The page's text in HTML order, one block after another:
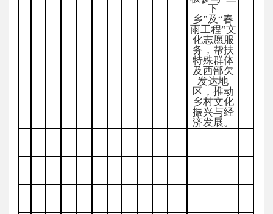
下
乡”及“春
雨工程”文
化志愿服
务，帮扶
特殊群体
及西部欠
发达地
区，推动
乡村文化
振兴与经
济发展。